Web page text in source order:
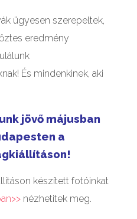
ügyesen szerepeltek,
eredmény
És mindenkinek, aki
jövő májusban
a
készített fotóinkat
nézhetitek meg.